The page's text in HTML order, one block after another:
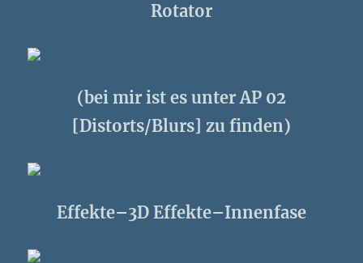
Rotator
(bei mir ist es unter AP 02
[Distorts/Blurs] zu finden)
Effekte–3D Effekte–Innenfase